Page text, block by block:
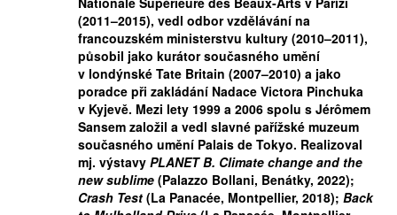
(2011–2015), vedl odbor vzdělávání na
francouzském ministerstvu kultury (2010–2011),
působil jako kurátor současného umění
v londýnské Tate Britain (2007–2010) a jako
poradce při zakládání Nadace Victora Pinchuka
v Kyjevě. Mezi lety 1999 a 2006 spolu s Jérômem
Sansem založil a vedl slavné pařížské muzeum
současného umění Palais de Tokyo. Realizoval
mj. výstavy PLANET B. Climate change and the
new sublime(Palazzo Bollani, Benátky, 2022);
Crash Test(La Panacée, Montpellier, 2018); Back